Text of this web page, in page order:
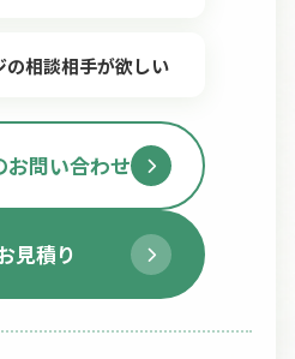
の相談相手が欲しい
お問い合わせ
見積り